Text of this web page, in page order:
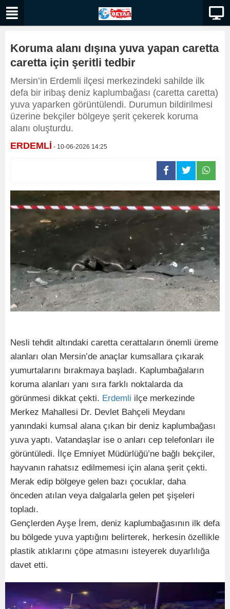
Koruma alanı dışına yuva yapan caretta
caretta için şeritli tedbir
Mersin’in Erdemli ilçesi merkezindeki sahilde ilk
defa bir iribaş deniz kaplumbağası (caretta caretta)
yuva yaparken görüntülendi. Durumun bildirilmesi
üzerine bekçiler bölgeye şerit çekerek koruma
alanı oluşturdu.
ERDEMLİ - 10-06-2026 14:25
Nesli tehdit altındaki caretta cerattaların önemli üreme
alanları olan Mersin’de anaçlar kumsallara çıkarak
yumurtalarını bırakmaya başladı. Kaplumbağaların
koruma alanları yanı sıra farklı noktalarda da
görünmesi dikkat çekti. Erdemli ilçe merkezinde
Merkez Mahallesi Dr. Devlet Bahçeli Meydanı
yanındaki kumsal alana çıkan bir deniz kaplumbağası
yuva yaptı. Vatandaşlar ise o anları cep telefonları ile
görüntüledi. İlçe Emniyet Müdürlüğü’ne bağlı bekçiler,
hayvanın rahatsız edilmemesi için alana şerit çekti.
Merak edip bölgeye gelen bazı çocuklar, daha
önceden atılan veya dalgalarla gelen pet şişeleri
topladı.
Gençlerden Ayşe İrem, deniz kaplumbağasının ilk defa
bu bölgede yuva yaptığını belirterek, herkesin özellikle
plastik atıklarını çöpe atmasını isteyerek duyarlılığa
davet etti.